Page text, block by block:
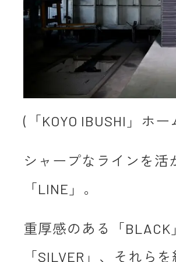
(「KOYO IBUSHI」ホ
シャープなラインを
「LINE」。
重厚感のある「
「SILVER」、それら